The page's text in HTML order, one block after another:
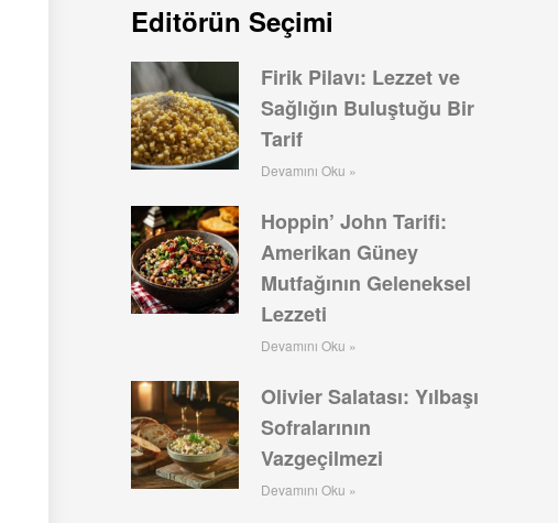
Editörün Seçimi
Firik Pilavı: Lezzet ve
Sağlığın Buluştuğu Bir
Tarif
Devamını Oku »
Hoppin’ John Tarifi:
Amerikan Güney
Mutfağının Geleneksel
Lezzeti
Devamını Oku »
Olivier Salatası: Yılbaşı
Sofralarının
Vazgeçilmezi
Devamını Oku »